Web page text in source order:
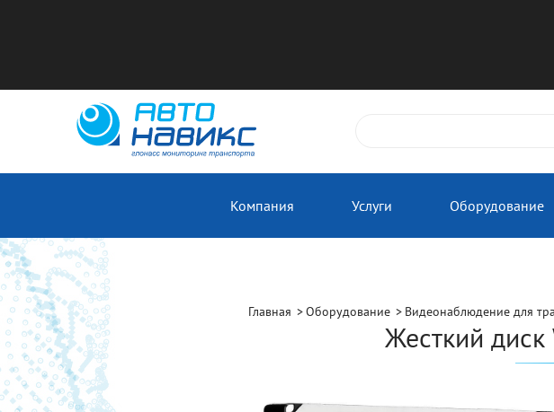
Компания Услуги Оборудование
Главная Оборудование Видеонаблюдение для
Жесткий